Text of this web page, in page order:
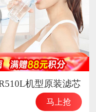
机型原装滤芯
马上抢